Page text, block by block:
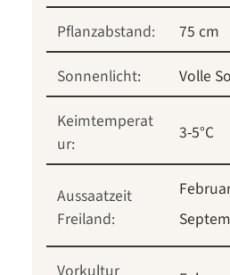
Pflanzabstand:
75 cm
Sonnenlicht:
Volle
Keimtemperat
ur:
3-5°C
Aussaatzeit
Freiland: